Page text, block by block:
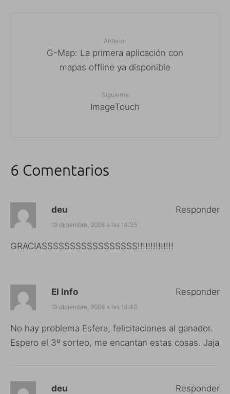
Anterior
G-Map: La primera aplicación con
mapas offline ya disponible
Siguiente
ImageTouch
6 Comentarios
deu
19 diciembre, 2008 a las 14:35
GRACIASSSSSSSSSSSSSSSSS!!!!!!!!!!!!!!
Responder
El Info
19 diciembre, 2008 a las 14:40
No hay problema Esfera, felicitaciones al ganador.
Espero el 3º sorteo, me encantan estas cosas. Jaja
Responder
deu Responder